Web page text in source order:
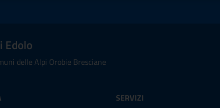
Edolo
delle Alpi Orobie Bresciane
SERVIZI